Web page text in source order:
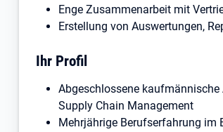
Enge Zusammenarbeit mit
Erstellung von Auswertungen,
Ihr Profil
Abgeschlossene
Supply Chain Management
Mehrjährige Berufserfahrung im